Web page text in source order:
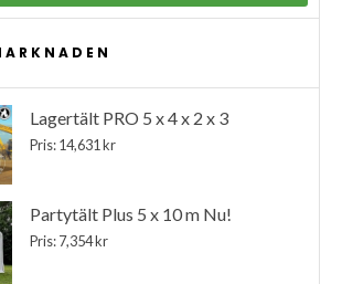
Lagertält PRO 5 x 4 x 2 x 3
Pris: 14,631 kr
Partytält Plus 5 x 10 m Nu!
Pris: 7,354 kr